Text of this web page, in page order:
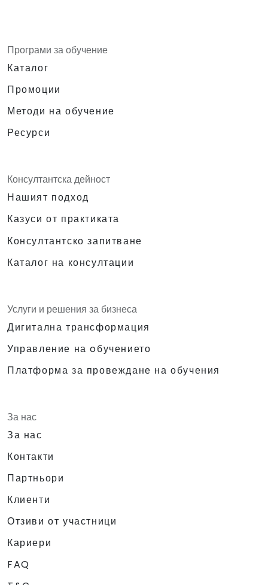
Програми за обучение
Каталог
Промоции
Методи на обучение
Ресурси
Консултантска дейност
Нашият подход
Казуси от практиката
Консултантско запитване
Каталог на консултации
Услуги и решения за бизнеса
Дигитална трансформация
Управление на oбучението
Платформа за провеждане на обучения
За нас
За нас
Контакти
Партньори
Клиенти
Отзиви от участници
Кариери
FAQ